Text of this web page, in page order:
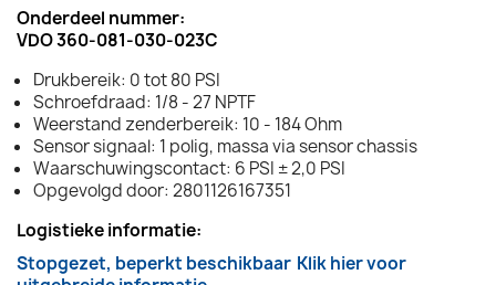
Onderdeel nummer:
VDO 360-081-030-023C
Drukbereik: 0 tot 80 PSI
Schroefdraad: 1/8 - 27 NPTF
Weerstand zenderbereik: 10 - 184 Ohm
Sensor signaal: 1 polig, massa via sensor chassis
Waarschuwingscontact: 6 PSI ± 2,0 PSI
Opgevolgd door: 2801126167351
Logistieke informatie:
Stopgezet, beperkt beschikbaar Klik hier voor